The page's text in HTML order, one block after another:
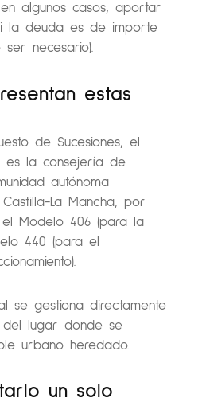
algunos casos, aportar
la deuda es de importe
necesario).
estas
de Sucesiones, el
es la consejería de
autónoma
La Mancha, por
el Modelo 406 (para la
440 (para el
se gestiona directamente
del lugar donde se
urbano heredado.
un solo